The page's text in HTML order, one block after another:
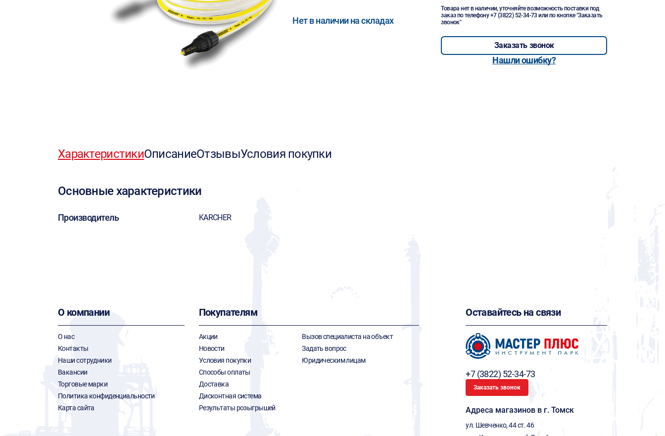
Нет в наличии на складах
Товара нет в наличии, уточняйте возможность поставки под
заказ по телефону+7 (3822) 52-34-73 или по кнопке "Заказать
звонок"
Заказать звонок
Нашли ошибку?
ХарактеристикиОписаниеОтзывыУсловия покупки
Основные характеристики
Производитель KARCHER
О компании
О нас
Контакты
Наши сотрудники
Вакансии
Торговые марки
Политика конфиденциальности
Карта сайта
Покупателям
Акции
Новости
Условия покупки
Способы оплаты
Доставка
Дисконтная система
Результаты розыгрышей
Вызов специалиста на объект
Задать вопрос
Юридическим лицам
Оставайтесь на связи
+7 (3822) 52-34-73
Заказать звонок
Адреса магазинов в г. Томск
ул. Шевченко, 44 ст. 46